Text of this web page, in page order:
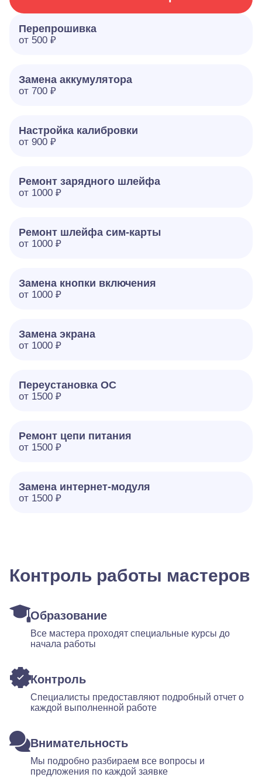
Перепрошивка
от 500 ₽
Замена аккумулятора
от 700 ₽
Настройка калибровки
от 900 ₽
Ремонт зарядного шлейфа
от 1000 ₽
Ремонт шлейфа сим-карты
от 1000 ₽
Замена кнопки включения
от 1000 ₽
Замена экрана
от 1000 ₽
Переустановка ОС
от 1500 ₽
Ремонт цепи питания
от 1500 ₽
Замена интернет-модуля
от 1500 ₽
Контроль работы мастеров
Образование
Все мастера проходят специальные курсы до
начала работы
Контроль
Специалисты предоставляют подробный отчет о
каждой выполненной работе
Внимательность
Мы подробно разбираем все вопросы и
предложения по каждой заявке